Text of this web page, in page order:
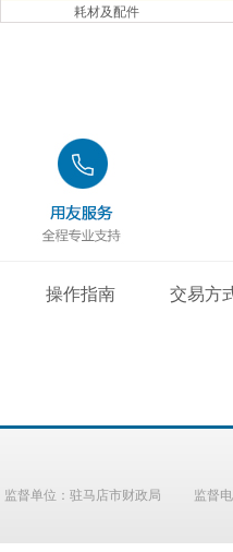
耗材及配件
操作指南 交易方
监督单位：驻马店市财政局 监督电